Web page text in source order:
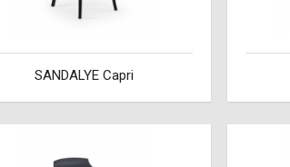
SANDALYE Capri